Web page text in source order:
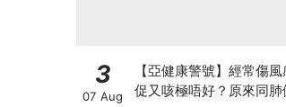
3
07 Aug
【亞健康警號】經常傷
促又咳極唔好？原來同肺